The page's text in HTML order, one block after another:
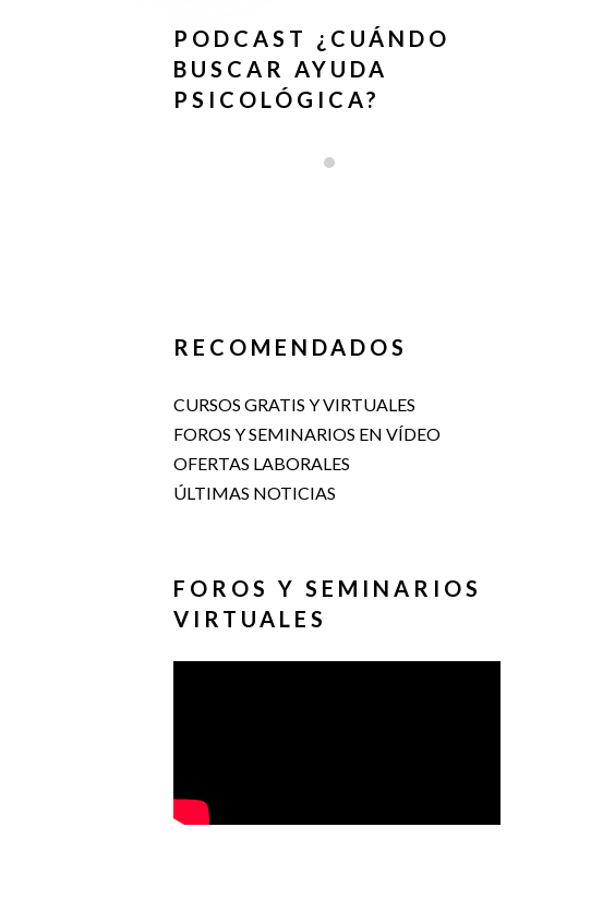
PODCAST ¿CUÁNDO
BUSCAR AYUDA
PSICOLÓGICA?
RECOMENDADOS
CURSOS GRATIS Y VIRTUALES
FOROS Y SEMINARIOS EN VÍDEO
OFERTAS LABORALES
ÚLTIMAS NOTICIAS
FOROS Y SEMINARIOS
VIRTUALES